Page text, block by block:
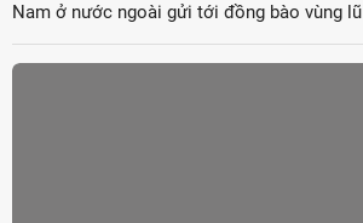
Nam ở nước ngoài gửi tới đồng bào vùng lũ